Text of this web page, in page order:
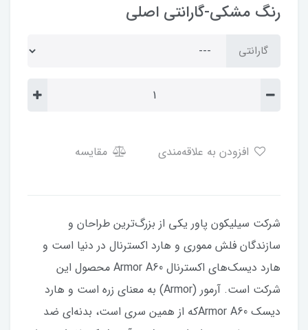
رنگ مشکی-گارانتی اصلی
گارانتی
مقایسه
شرکت سیلیکون پاور یکی از بزرگ‌ترین طراحان و
سازندگان فلش مموری و هارد اکسترنال در دنیا است و
هارد دیسک‌های اکسترنال Armor A60 محصول این
شرکت است. آرمور (Armor) به معنای زره است و هارد
دیسک Armor A60که از همین سری است، بدنه‌ای ضد